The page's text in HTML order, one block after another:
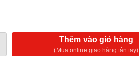
Thêm vào giỏ hàng
(Mua online giao hàng tận tay)